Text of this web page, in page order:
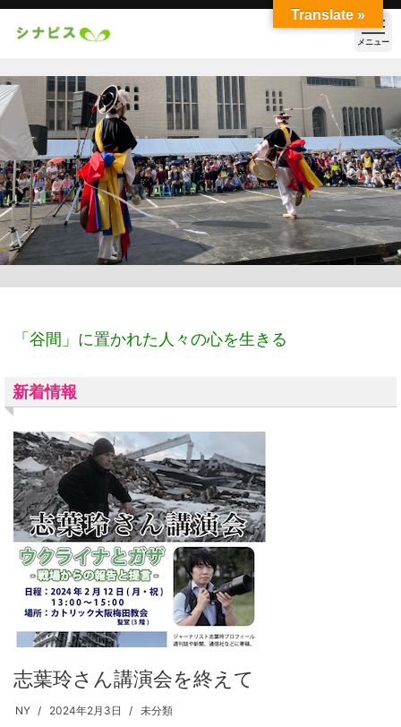
メニュー
「谷間」に置かれた人々の心を生きる
新着情報
志葉玲さん講演会を終えて
NY 2024年2月3日 未分類
Translate »